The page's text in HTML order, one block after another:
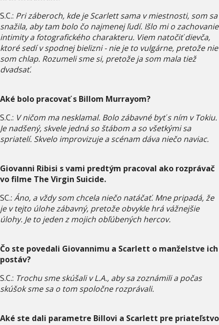
S.C.: Pri záberoch, kde je Scarlett sama v miestnosti, som sa
snažila, aby tam bolo čo najmenej ľudí. Išlo mi o zachovanie
intimity a fotografického charakteru. Viem natočiť dievča,
ktoré sedí v spodnej bielizni - nie je to vulgárne, pretože nie
som chlap. Rozumeli sme si, pretože ja som mala tiež
dvadsať.
Aké bolo pracovať s Billom Murrayom?
S.C.: V ničom ma nesklamal. Bolo zábavné byť s ním v Tokiu.
Je nadšený, skvele jedná so štábom a so všetkými sa
spriatelí. Skvelo improvizuje a scénam dáva niečo naviac.
Giovanni Ribisi s vami predtým pracoval ako rozprávač
vo filme The Virgin Suicide.
SC.: Áno, a vždy som chcela niečo natáčať. Mne pripadá, že
je v tejto úlohe zábavný, pretože obvykle hrá vážnejšie
úlohy. Je to jeden z mojich obľúbených hercov.
Čo ste povedali Giovannimu a Scarlett o manželstve ich
postáv?
S.C.: Trochu sme skúšali v L.A., aby sa zoznámili a počas
skúšok sme sa o tom spoločne rozprávali.
Aké ste dali parametre Billovi a Scarlett pre priateľstvo